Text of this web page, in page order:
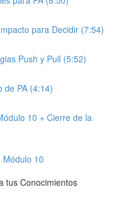
para Decidir (7:54)
Push y Pull (5:52)
de PA (4:14)
10 + Cierre de la
Módulo 10
tus Conocimientos